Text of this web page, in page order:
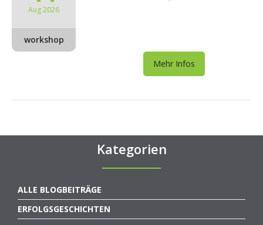
Aug 2026
workshop
Mehr Infos
Kategorien
ALLE BLOGBEITRÄGE
ERFOLGSGESCHICHTEN